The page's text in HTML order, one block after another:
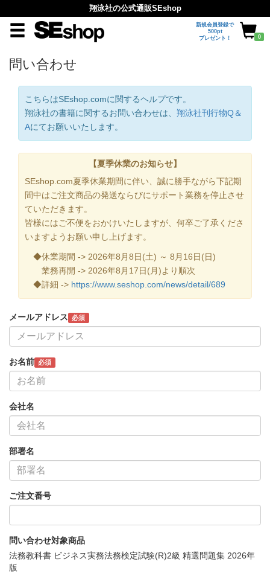
翔泳社の公式通販SEshop
新規会員登録で
500pt
プレゼント！
0
問い合わせ
こちらはSEshop.comに関するヘルプです。
翔泳社の書籍に関するお問い合わせは、 翔泳社刊行物Q＆
Aにてお願いいたします。
【夏季休業のお知らせ】
SEshop.com夏季休業期間に伴い、誠に勝手ながら下記期
間中はご注文商品の発送ならびにサポート業務を停止させ
ていただきます。
皆様にはご不便をおかけいたしますが、何卒ご了承くださ
いますようお願い申し上げます。
◆休業期間 -> 2026年8月8日(土) ～ 8月16日(日)
業務再開 -> 2026年8月17日(月)より順次
◆詳細 -> https://www.seshop.com/news/detail/689
メールアドレス 必須
お名前 必須
会社名
部署名
ご注文番号
問い合わせ対象商品
法務教科書 ビジネス実務法務検定試験(R)2級 精選問題集 2026年
版